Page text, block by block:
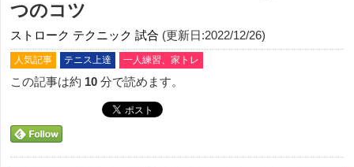
つのコツ
ストローク テクニック 試合 (更新日:2022/12/26)
人気記事 テニス上達 一人練習、家トレ
この記事は約 10 分で読めます。